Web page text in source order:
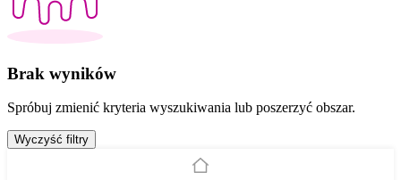
Brak wyników
Spróbuj zmienić kryteria wyszukiwania lub poszerzyć obszar.
Wyczyść filtry